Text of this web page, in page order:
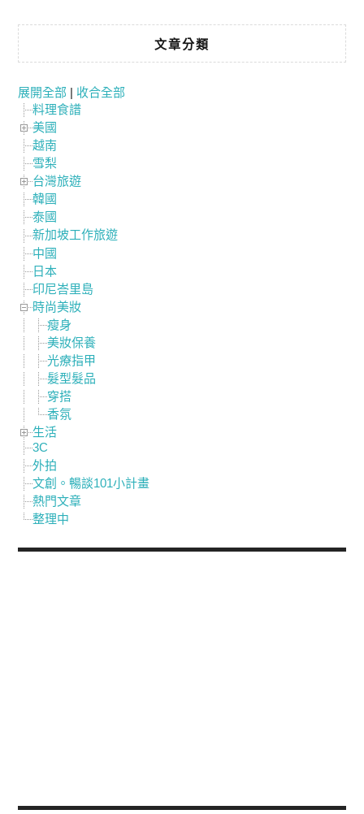
文章分類
展開全部 | 收合全部
料理食譜
美國
越南
雪梨
台灣旅遊
韓國
泰國
新加坡工作旅遊
中國
日本
印尼峇里島
時尚美妝
瘦身
美妝保養
光療指甲
髮型髮品
穿搭
香氛
生活
3C
外拍
文創。暢談101小計畫
熱門文章
整理中